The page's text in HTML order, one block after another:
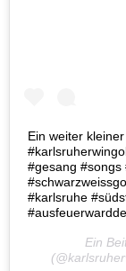
Ein weiter
#gesang #songs
#karlsruhe
Ein